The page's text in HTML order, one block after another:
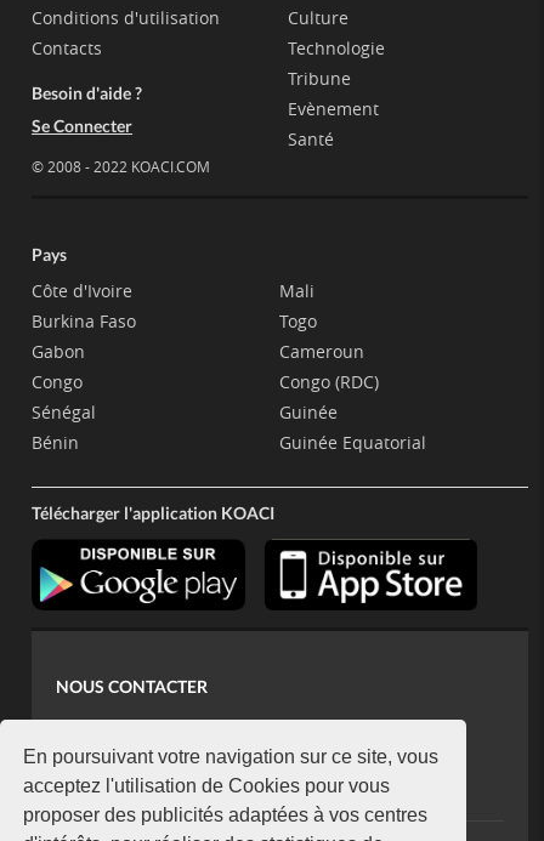
En poursuivant votre navigation sur ce site, vous
acceptez l'utilisation de Cookies pour vous
proposer des publicités adaptées à vos centres
Conditions d'utilisation
Contacts
Besoin d'aide ?
Se Connecter
© 2008 - 2022 KOACI.COM
Culture
Technologie
Tribune
Evènement
Santé
Pays
Côte d'Ivoire
Burkina Faso
Gabon
Congo
Sénégal
Bénin
Mali
Togo
Cameroun
Congo (RDC)
Guinée
Guinée Equatorial
Télécharger l'application KOACI
NOUS CONTACTER
koaci@yahoo.fr
+225 07 08 85 52 93